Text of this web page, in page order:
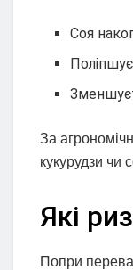
Соя
За
кукурудзи чи
Які
Попри